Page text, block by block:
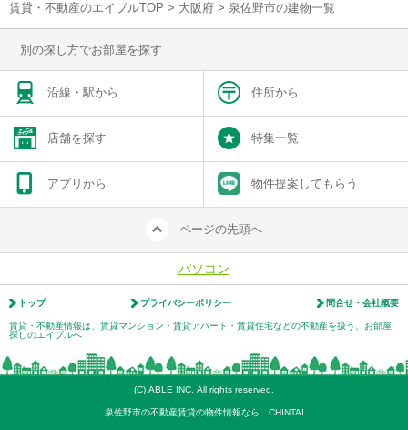
賃貸・不動産のエイブルTOP > 大阪府 > 泉佐野市の建物一覧
別の探し方でお部屋を探す
沿線・駅から 住所から
店舗を探す 特集一覧
アプリから 物件提案してもらう
ページの先頭へ
パソコン
トップ プライバシーポリシー 問合せ・会社概要
賃貸・不動産情報は、賃貸マンション・賃貸アパート・賃貸住宅などの不動産を扱う、お部屋
探しのエイブルへ
(C) ABLE INC. All rights reserved.
泉佐野市の不動産賃貸の物件情報なら CHINTAI